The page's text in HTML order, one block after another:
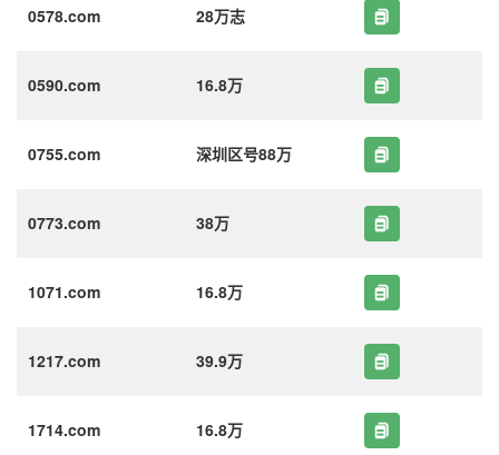
0578.com 28万志
0590.com 16.8万
0755.com 深圳区号88万
0773.com 38万
1071.com 16.8万
1217.com 39.9万
1714.com 16.8万